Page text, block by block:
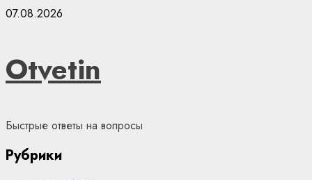
Skip
07.08.2026
Otvetin
Быстрые ответы на вопросы
Рубрики